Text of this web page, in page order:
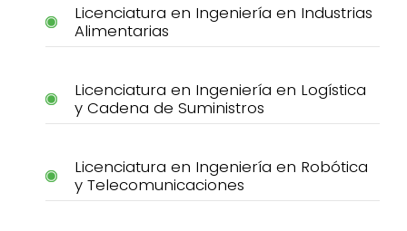
Licenciatura en Ingeniería en Industrias
Alimentarias
Licenciatura en Ingeniería en Logística
y Cadena de Suministros
Licenciatura en Ingeniería en Robótica
y Telecomunicaciones